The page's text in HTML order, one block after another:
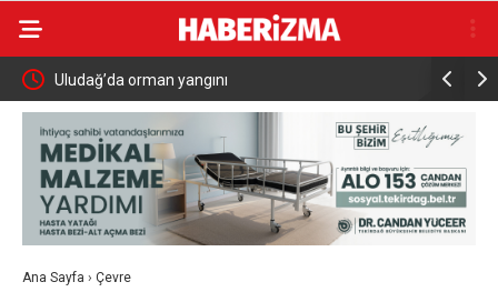
Uludağ’da orman yangını MHP
Ana Sayfa › Çevre